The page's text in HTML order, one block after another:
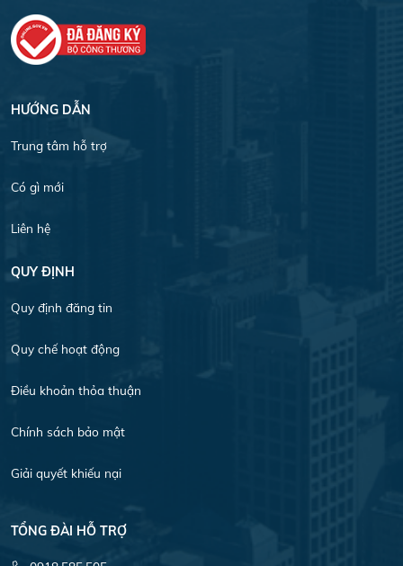
HƯỚNG DẪN
Trung tâm hỗ trợ
Có gì mới
Liên hệ
QUY ĐỊNH
Quy định đăng tin
Quy chế hoạt động
Điều khoản thỏa thuận
Chính sách bảo mật
Giải quyết khiếu nại
TỔNG ĐÀI HỖ TRỢ